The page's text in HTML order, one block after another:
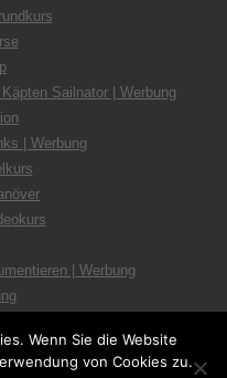
Sailnator | Werbung
| Werbung
| Werbung
Wenn Sie die Website
von Cookies zu.